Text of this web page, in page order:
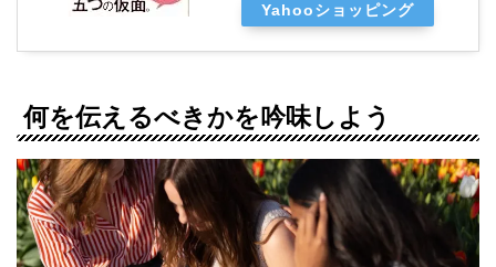
Yahooショッピング
何を伝えるべきかを吟味しよう